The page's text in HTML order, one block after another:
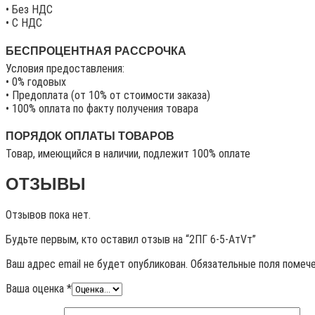
• Без НДС
• C НДС
БЕСПРОЦЕНТНАЯ РАССРОЧКА
Условия предоставления:
• 0% годовых
• Предоплата (от 10% от стоимости заказа)
• 100% оплата по факту получения товара
ПОРЯДОК ОПЛАТЫ ТОВАРОВ
Товар, имеющийся в наличии, подлежит 100% оплате
ОТЗЫВЫ
Отзывов пока нет.
Будьте первым, кто оставил отзыв на “2ПГ 6-5-АтVт”
Ваш адрес email не будет опубликован. Обязательные поля
Ваша оценка *